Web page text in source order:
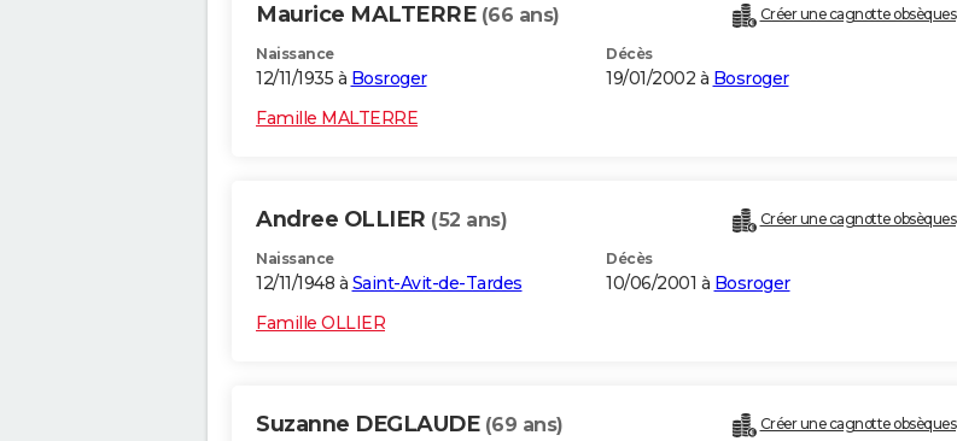
Maurice MALTERRE (66 ans) Créer une cagnotte obsèques
Naissance
12/11/1935 à Bosroger
Décès
19/01/2002 à Bosroger
Famille MALTERRE
Andree OLLIER (52 ans) Créer une cagnotte obsèques
Naissance
12/11/1948 à Saint-Avit-de-Tardes
Décès
10/06/2001 à Bosroger
Famille OLLIER
Suzanne DEGLAUDE (69 ans) Créer une cagnotte obsèques